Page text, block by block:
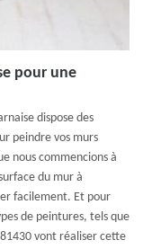
pour une
dispose des
peindre vos murs
nous commencions à
du mur à
facilement. Et pour
de peintures, tels que
vont réaliser cette